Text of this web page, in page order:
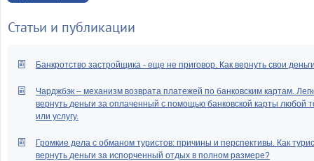
Статьи и публикации
Банкротство застройщика - еще не приговор. Как вернуть свои
Чарджбэк – механизм возврата платежей по банковским картам.
вернуть деньги за оплаченный с помощью банковской карты любой
или услугу.
Громкие дела с обманом туристов: причины и перспективы. Как
вернуть деньги за испорченный отдых в полном размере?